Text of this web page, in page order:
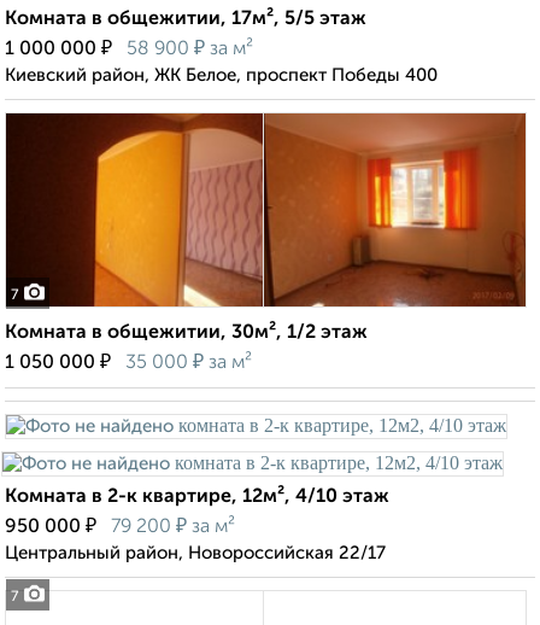
Комната в общежитии, 17м², 5/5 этаж
1 000 000 ₽ 58 900 ₽ за м²
Киевский район, ЖК Белое, проспект Победы 400
7
Комната в общежитии, 30м², 1/2 этаж
1 050 000 ₽ 35 000 ₽ за м²
7
Комната в 2-к квартире, 12м², 4/10 этаж
950 000 ₽ 79 200 ₽ за м²
Центральный район, Новороссийская 22/17